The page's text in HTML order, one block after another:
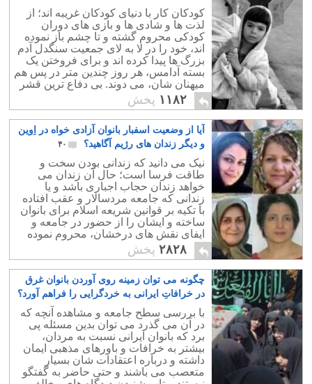
کودکان کار با دنیای کودکان غریبه اند؛ از
لذت ها و شادی ها و بازی های دوران
کودکی محروم گشته و تا چشم باز نموده
اند، خود را در لا به لای جمعیت سنگدل آدم
بزرگ ها پیدا کرده اند و برای فروختن یک
بسته آدامس، هر روز چندین متر در پس هم
میهنان شان، می دوند. بی دفاع ترین قشر
جامعه، کودکان بینوای کار هستند.
۱۱۸۲ پخش
آیا از وضعیت اسفبار بانوان آزادی خواه در اِوین
و دیگر زندان های رژیم آگاهید؟
۴۰
نیک می دانید که زندانی بودن سخت و
طاقت فرسا است؛ حال آن زندان می
خواهد زندان حجاب اجباری باشد و یا
زندانی که جامعه مردسالار و عقب افتاده
با تکیه بر قوانین شریعه اسلام برای بانوان
ساخته و ایشان را از حضور در جامعه و
ایفای نقش های درخشان، محروم نموده
است.۲۸۲۸ پخش
چگونه می توان زمینه روی آوردن بانوان غرق
در خرافاتِ ایرانی به خردگرایی را فراهم آورد؟
با بررسی سطح جامعه و مشاهده آنچه که
در آن می گذرد می توان بدین مسئله پی
برد که بانوان ایرانی نسبت به مردان،
بیشتر به خرافات و باورهای مذهبی ایمان
داشته و درباره اعتقادات شان بسیار
متعصب می باشند و حتی حاضر به گفتگو